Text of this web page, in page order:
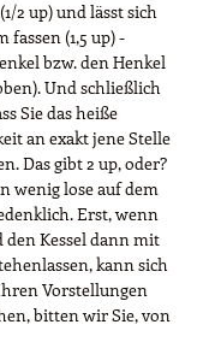
2 up) und lässt sich
fassen (1,5 up) -
bzw. den Henkel
Und schließlich
Sie das heiße
an exakt jene Stelle
Das gibt 2 up, oder?
wenig lose auf dem
Erst, wenn
den Kessel dann mit
kann sich
Vorstellungen
bitten wir Sie, von